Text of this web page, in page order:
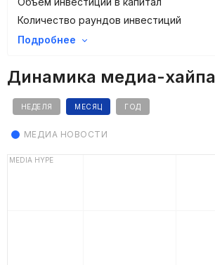
Количество раундов инвестиций
Подробнее
Динамика медиа-хайпа
НЕДЕЛЯ МЕСЯЦ ГОД
МЕДИА НОВОСТИ